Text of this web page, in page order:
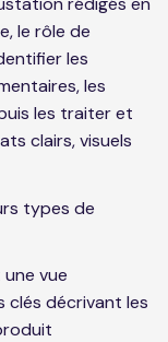
le rôle de
les
les
les traiter et
clairs, visuels
types de
vue
clés décrivant les